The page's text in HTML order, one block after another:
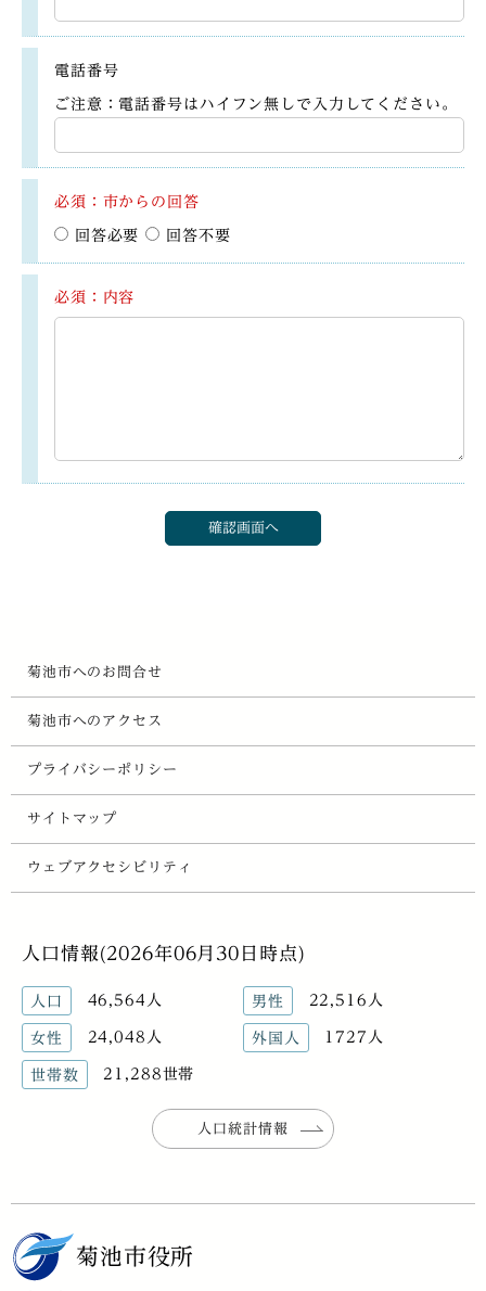
電話番号
ご注意：電話番号はハイフン無しで入力してください。
必須：市からの回答
回答必要 回答不要
必須：内容
菊池市へのお問合せ
菊池市へのアクセス
プライバシーポリシー
サイトマップ
ウェブアクセシビリティ
人口情報(2026年06月30日時点)
人口 46,564人 男性 22,516人
女性 24,048人 外国人 1727人
世帯数 21,288世帯
人口統計情報
菊池市役所